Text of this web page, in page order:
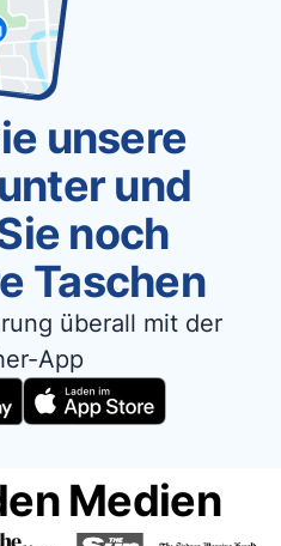
unsere
und
noch
Taschen
überall mit der
App
Medien